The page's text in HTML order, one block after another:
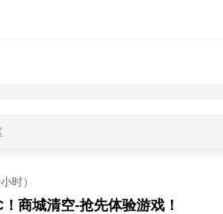
时）
商城清空-抢先体验游戏！